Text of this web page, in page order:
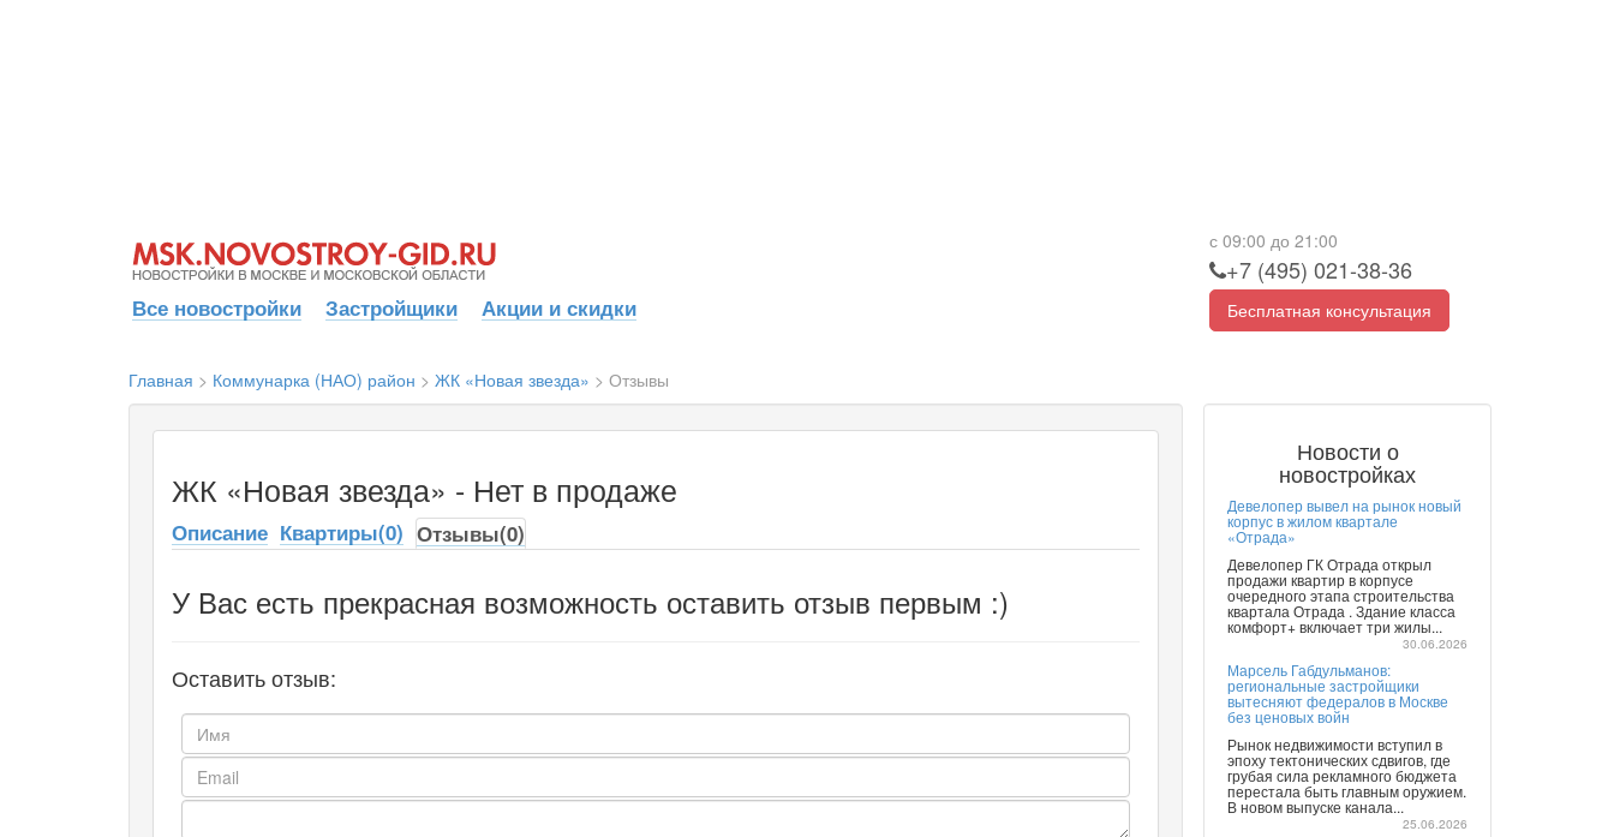
Все новостройки Застройщики Акции и скидки
с 09:00 до 21:00
+7 (495) 021-38-36
Бесплатная консультация
Главная > Коммунарка (НАО) район > ЖК «Новая звезда» > Отзывы
ЖК «Новая звезда» - Нет в продаже
Описание Квартиры(0) Отзывы(0)
У Вас есть прекрасная возможность оставить отзыв первым :)
Оставить отзыв:
Новости о
новостройках
Девелопер вывел на рынок новый
корпус в жилом квартале
«Отрада»
Девелопер ГК Отрада открыл
продажи квартир в корпусе
очередного этапа строительства
квартала Отрада . Здание класса
комфорт+ включает три жилы...
30.06.2026
Марсель Габдульманов:
региональные застройщики
вытесняют федералов в Москве
без ценовых войн
Рынок недвижимости вступил в
эпоху тектонических сдвигов, где
грубая сила рекламного бюджета
перестала быть главным оружием.
В новом выпуске канала...
25.06.2026